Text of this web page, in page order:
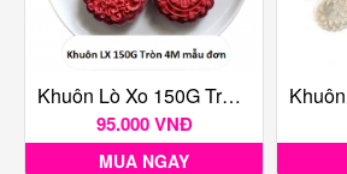
Khuôn Lò Xo 150G Tròn 4M Mẫu Đơn
95.000 VNĐ
MUA NGAY